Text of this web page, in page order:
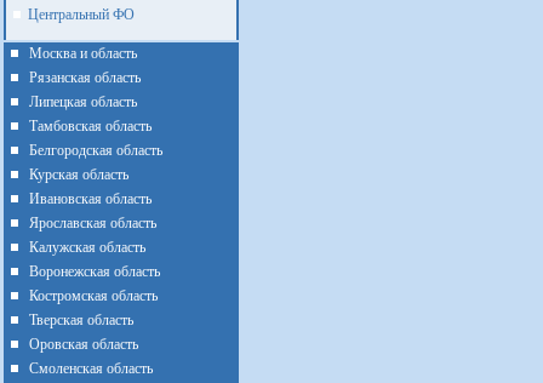
Центральный ФО
Москва и область
Рязанская область
Липецкая область
Тамбовская область
Белгородская область
Курская область
Ивановская область
Ярославская область
Калужская область
Воронежская область
Костромская область
Тверская область
Оровская область
Смоленская область